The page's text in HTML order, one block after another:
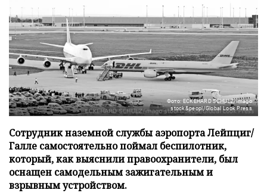
Фото: ECKEHARD SCHULZ/imago
stock&peopl/Global Look Press
Сотрудник наземной службы аэропорта Лейпциг/
Галле самостоятельно поймал беспилотник,
который, как выяснили правоохранители, был
оснащен самодельным зажигательным и
взрывным устройством.